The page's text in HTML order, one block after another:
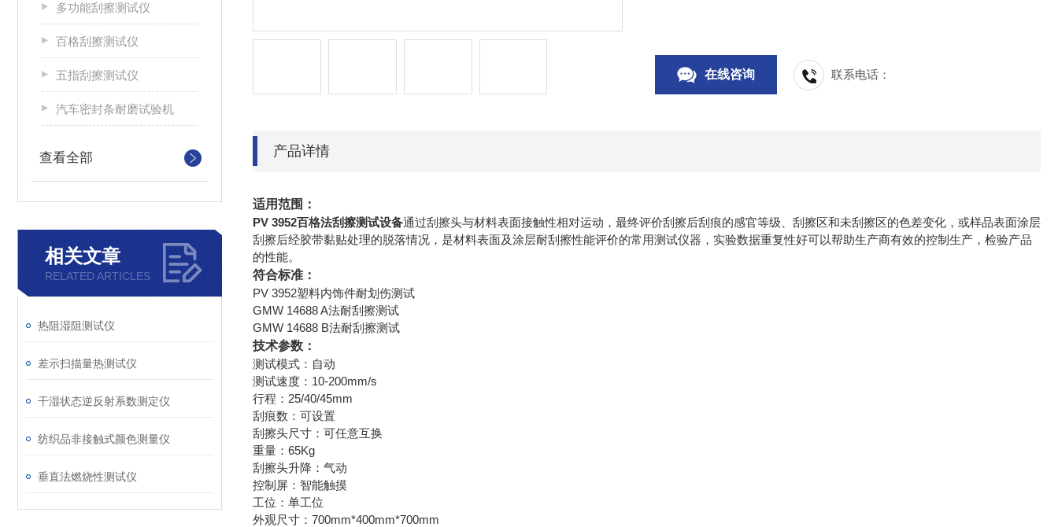
多功能刮擦测试仪
百格刮擦测试仪
五指刮擦测试仪
汽车密封条耐磨试验机
查看全部
相关文章
RELATED ARTICLES
热阻湿阻测试仪
差示扫描量热测试仪
干湿状态逆反射系数测定仪
纺织品非接触式颜色测量仪
垂直法燃烧性测试仪
在线咨询 联系电话：
产品详情
适用范围：
PV 3952百格法刮擦测试设备通过刮擦头与材料表面接触性相对运动，最终评价刮擦后刮痕的感官等级、刮擦区和未刮擦区的色差变化，或样品表面涂层
刮擦后经胶带黏贴处理的脱落情况，是材料表面及涂层耐刮擦性能评价的常用测试仪器，实验数据重复性好可以帮助生产商有效的控制生产，检验产品
的性能。
符合标准：
PV 3952塑料内饰件耐划伤测试
GMW 14688 A法耐刮擦测试
GMW 14688 B法耐刮擦测试
技术参数：
测试模式：自动
测试速度：10-200mm/s
行程：25/40/45mm
刮痕数：可设置
刮擦头尺寸：可任意互换
重量：65Kg
刮擦头升降：气动
控制屏：智能触摸
工位：单工位
外观尺寸：700mm*400mm*700mm